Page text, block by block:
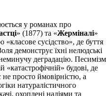
у романах про
» (1877) та «Жерміналі»
сусідство», де буття
демонструє їхні нелюдські
деградацію. Песимізм
«катастрофічній» будові, де
не просто ймовірністю, а
натуралістичного
охоплені надіями та